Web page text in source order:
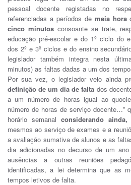
pessoal docente registadas no
referenciadas a períodos de meia hora
cinco minutosconsoante se trate,
educação pré-escolar e do 1º ciclo do
dos 2º e 3º ciclos e do ensino
legislador também integra nesta
minutos) as faltas dadas a um dos
Por sua vez, o legislador veio ainda
definição de um dia de falta dos
a um número de horas igual ao
número de horas de serviço docente…”
horário semanalconsiderando
mesmos ao serviço de exames e a
a avaliação sumativa de alunos e as
dia adicionadas no decurso de um
ausências a outras reuniões
identificadas, a lei determina que as
tempos letivos de falta.